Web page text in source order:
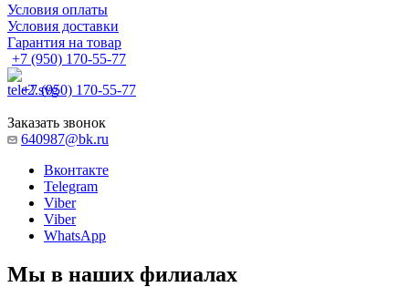
Условия оплаты
Условия доставки
Гарантия на товар
+7 (950) 170-55-77
+7 (950) 170-55-77
Заказать звонок
640987@bk.ru
Вконтакте
Telegram
Viber
Viber
WhatsApp
Мы в наших филиалах